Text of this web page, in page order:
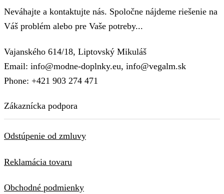
Neváhajte a kontaktujte nás. Spoločne nájdeme riešenie na
Váš problém alebo pre Vaše potreby...
Vajanského 614/18, Liptovský Mikuláš
Email: info@modne-doplnky.eu, info@vegalm.sk
Phone: +421 903 274 471
Zákaznícka podpora
Odstúpenie od zmluvy
Reklamácia tovaru
Obchodné podmienky